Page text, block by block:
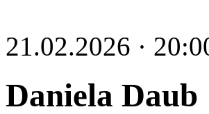
21.02.2026 ·
Daniela Daub